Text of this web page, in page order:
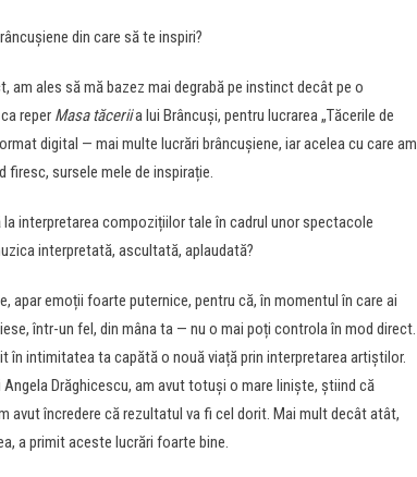
din care să te inspiri?
am ales să mă bazez mai degrabă pe instinct decât pe o
reper Masa tăceriia lui Brâncuși, pentru lucrarea „Tăcerile de
digital — mai multe lucrări brâncușiene, iar acelea cu care am
firesc, sursele mele de inspirație.
interpretarea compozițiilor tale în cadrul unor spectacole
interpretată, ascultată, aplaudată?
apar emoții foarte puternice, pentru că, în momentul în care ai
într-un fel, din mâna ta — nu o mai poți controla în mod direct.
în intimitatea ta capătă o nouă viață prin interpretarea artiștilor.
Drăghicescu, am avut totuși o mare liniște, știind că
avut încredere că rezultatul va fi cel dorit. Mai mult decât atât,
a primit aceste lucrări foarte bine.